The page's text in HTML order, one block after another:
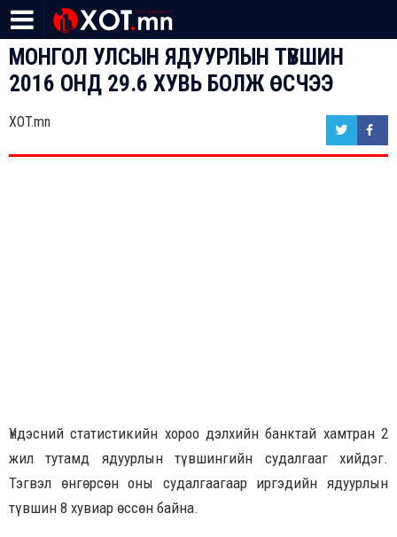
МОНГОЛ УЛСЫН ЯДУУРЛЫН ТҮВШИН
2016 ОНД 29.6 ХУВЬ БОЛЖ ӨСЧЭЭ
XOT.mn
Үндэсний статистикийн хороо дэлхийн банктай хамтран 2
жил тутамд ядуурлын түвшингийн судалгааг хийдэг.
Тэгвэл өнгөрсөн оны судалгаагаар иргэдийн ядуурлын
түвшин 8 хувиар өссөн байна.